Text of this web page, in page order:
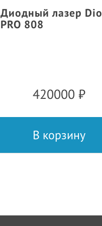
Диодный лазер Dio
PRO 808
420000 ₽
В корзину